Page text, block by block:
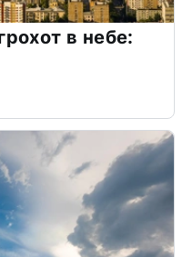
в небе: